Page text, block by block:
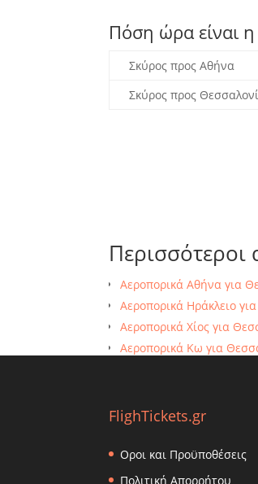
Πόση ώρα είναι
Σκύρος προς Αθήνα
Σκύρος προς
Περισσότεροι
Αεροπορικά Αθήνα για
Αεροπορικά Ηράκλειο
Αεροπορικά Χίος για
Αεροπορικά Κω για
FlighTickets.gr
Οροι και Προϋποθέσεις
Πολιτική Απορρήτου